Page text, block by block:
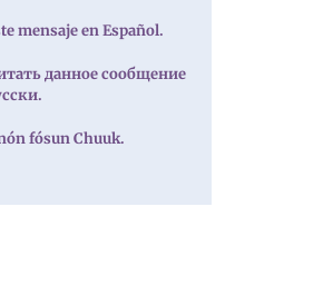
mensaje en Español.
данное сообщение
fósun Chuuk.